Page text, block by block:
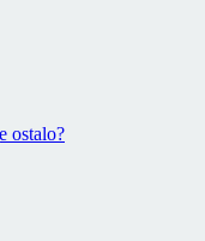
ostalo?